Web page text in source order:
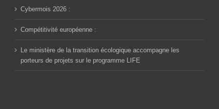
Cybermois 2026 :
Compétitivité européenne :
Le ministère de la transition écologique accompagne les
porteurs de projets sur le programme LIFE